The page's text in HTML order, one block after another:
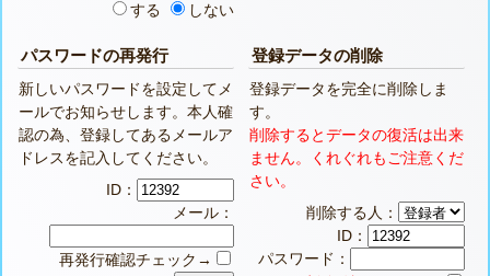
する
しない
パスワードの再発行
新しいパスワードを設定してメ
ールでお知らせします。本人確
認の為、登録してあるメールア
ドレスを記入してください。
ID：
メール：
再発行確認チェック→
登録データの削除
登録データを完全に削除しま
す。
削除するとデータの復活は出来
ません。くれぐれもご注意くだ
さい。
削除する人：
ID：
パスワード：